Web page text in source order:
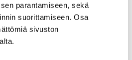
parantamiseen, sekä
suorittamiseen. Osa
sivuston
ensi viikolla
väliaikaisia